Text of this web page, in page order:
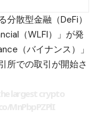
分散型金融（DeFi）
（WLFI）」が発
（バイナンス）」
所での取引が開始さ